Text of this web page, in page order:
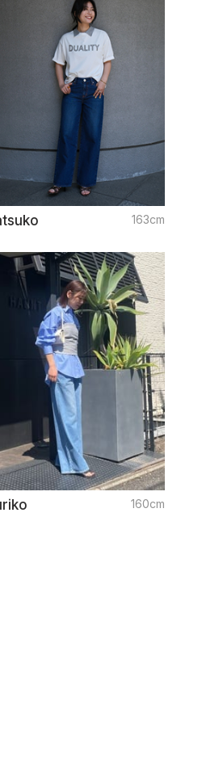
163cm
160cm